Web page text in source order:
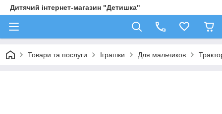
Дитячий інтернет-магазин "Детишка"
Товари та послуги Іграшки Для мальчиков